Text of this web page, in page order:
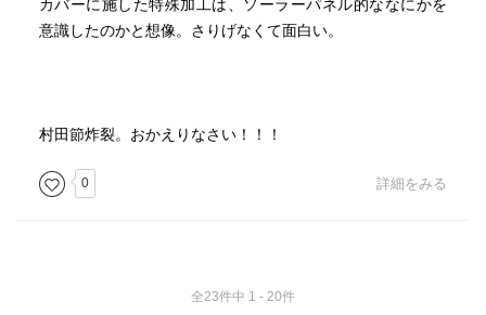
カバーに施した特殊加工は、ソーラーパネル的ななにかを
意識したのかと想像。さりげなくて面白い。
村田節炸裂。おかえりなさい！！！
0 詳細をみる
全23件中 1 - 20件